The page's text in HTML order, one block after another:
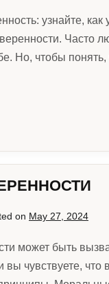
узнайте,
Часто
Но, чтобы
on May 27, 2024
может быть
вы чувствуете,